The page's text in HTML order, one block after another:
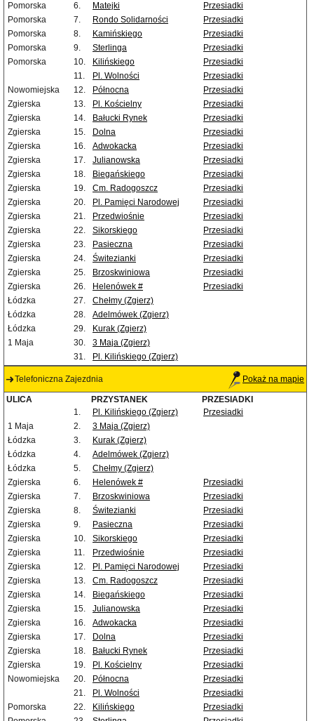
Pomorska
6. Matejki
Przesiadki
Pomorska
7. Rondo Solidarności
Przesiadki
Pomorska
8. Kamińskiego
Przesiadki
Pomorska
9. Sterlinga
Przesiadki
Pomorska
10. Kilińskiego
Przesiadki
11.
Pl. Wolności
Przesiadki
Nowomiejska
12. Północna
Przesiadki
Zgierska
13. Pl. Kościelny
Przesiadki
Zgierska
14. Bałucki Rynek
Przesiadki
Zgierska
15. Dolna
Przesiadki
Zgierska
16. Adwokacka
Przesiadki
Zgierska
17. Julianowska
Przesiadki
Zgierska
18. Biegańskiego
Przesiadki
Zgierska
19. Cm. Radogoszcz
Przesiadki
Zgierska
20. Pl. Pamięci Narodowej
Przesiadki
Zgierska
21. Przedwiośnie
Przesiadki
Zgierska
22. Sikorskiego
Przesiadki
Zgierska
23. Pasieczna
Przesiadki
Zgierska
24. Świtezianki
Przesiadki
Zgierska
25. Brzoskwiniowa
Przesiadki
Zgierska
26. Helenówek #
Przesiadki
Łódzka
27.
Chełmy (Zgierz)
Łódzka
28.
Adelmówek (Zgierz)
Łódzka
29.
Kurak (Zgierz)
1 Maja
30.
3 Maja (Zgierz)
31.
Pl. Kilińskiego (Zgierz)
Telefoniczna Zajezdnia Pokaż na mapie
ULICA PRZYSTANEK
PRZESIADKI
1.
Pl. Kilińskiego (Zgierz)
Przesiadki
1 Maja
2.
3 Maja (Zgierz)
Łódzka
3.
Kurak (Zgierz)
Łódzka
4.
Adelmówek (Zgierz)
Łódzka
5.
Chełmy (Zgierz)
Zgierska
6. Helenówek #
Przesiadki
Zgierska
7. Brzoskwiniowa
Przesiadki
Zgierska
8. Świtezianki
Przesiadki
Zgierska
9. Pasieczna
Przesiadki
Zgierska
10. Sikorskiego
Przesiadki
Zgierska
11. Przedwiośnie
Przesiadki
Zgierska
12. Pl. Pamięci Narodowej
Przesiadki
Zgierska
13. Cm. Radogoszcz
Przesiadki
Zgierska
14. Biegańskiego
Przesiadki
Zgierska
15. Julianowska
Przesiadki
Zgierska
16. Adwokacka
Przesiadki
Zgierska
17. Dolna
Przesiadki
Zgierska
18. Bałucki Rynek
Przesiadki
Zgierska
19. Pl. Kościelny
Przesiadki
Nowomiejska
20. Północna
Przesiadki
21.
Pl. Wolności
Przesiadki
Pomorska
22. Kilińskiego
Przesiadki